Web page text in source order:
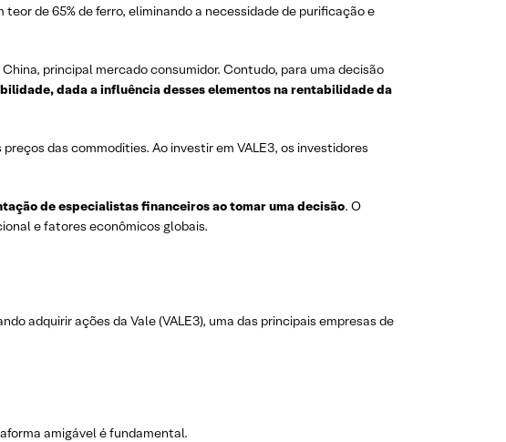
de 65% de ferro, eliminando a necessidade de purificação e
principal mercado consumidor. Contudo, para uma decisão
dada a influência desses elementos na rentabilidade da
das commodities. Ao investir em VALE3, os investidores
de especialistas financeiros ao tomar uma decisão. O
e fatores econômicos globais.
adquirir ações da Vale (VALE3), uma das principais empresas de
amigável é fundamental.